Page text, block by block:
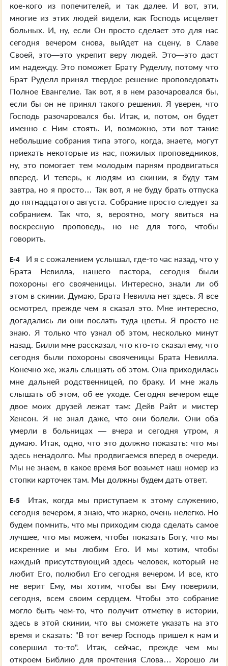
кое-кого из попечителей, и так далее. И вот, эти,
многие из этих людей видели, как Господь исцеляет
больных. И, ну, если Он просто сделает это для нас
сегодня вечером снова, выйдет на сцену, в Славе
Своей, это—это укрепит веру людей. Это—это даст
им надежду. Это поможет Брату Руделлу, потому что
Брат Руделл принял твердое решение проповедовать
Полное Евангелие. Так вот, я в нем разочаровался бы,
если бы он не принял такого решения. Я уверен, что
Господь разочаровался бы. Итак, и, потом, он будет
именно с Ним стоять. И, возможно, эти вот такие
небольшие собрания типа этого, когда, знаете, могут
приехать некоторые из нас, пожилых проповедников,
ну, это помогает тем молодым парням продвигаться
вперед. И теперь, к людям из скинии, я буду там
завтра, но я просто… Так вот, я не буду брать отпуска
до пятнадцатого августа. Собрание просто следует за
собранием. Так что, я, вероятно, могу явиться на
воскресную проповедь, но не для того, чтобы
говорить.
E-4
И я с сожалением услышал, где-то час назад, что у
Брата Невилла, нашего пастора, сегодня были
похороны его свояченицы. Интересно, знали ли об
этом в скинии. Думаю, Брата Невилла нет здесь. Я все
осмотрел, прежде чем я сказал это. Мне интересно,
догадались ли они послать туда цветы. Я просто не
знаю. Я только что узнал об этом, несколько минут
назад. Билли мне рассказал, что кто-то сказал ему, что
сегодня были похороны свояченицы Брата Невилла.
Конечно же, жаль слышать об этом. Она приходилась
мне дальней родственницей, по браку. И мне жаль
слышать об этом, об ее уходе. Сегодня вечером еще
двое моих друзей лежат там: Дейв Райт и мистер
Хенсон. Я не знал даже, что они болели. Они оба
умерли в больницах — вчера и сегодня утром, я
думаю. Итак, одно, что это должно показать: что мы
здесь ненадолго. Мы продвигаемся вперед в очереди.
Мы не знаем, в какое время Бог возьмет наш номер из
стопки карточек там. Мы должны будем дать ответ.
E-5
Итак, когда мы приступаем к этому служению,
сегодня вечером, я знаю, что жарко, очень нелегко. Но
будем помнить, что мы приходим сюда сделать самое
лучшее, что мы можем, чтобы показать Богу, что мы
искренние и мы любим Его. И мы хотим, чтобы
каждый присутствующий здесь человек, который не
любит Его, полюбил Его сегодня вечером. И все, кто
не верит Ему, мы хотим, чтобы вы Ему поверили,
сегодня, всем своим сердцем. Чтобы это собрание
могло быть чем-то, что получит отметку в истории,
здесь в этой скинии, что вы сможете указать на это
время и сказать: "В тот вечер Господь пришел к нам и
совершил то-то". Итак, сейчас, прежде чем мы
откроем Библию для прочтения Слова… Хорошо ли